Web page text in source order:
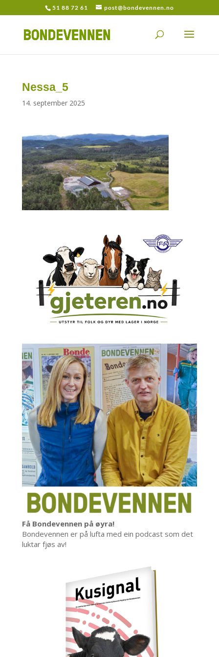
51 88 72 61 post@bondevennen.no
Nessa_5
14. september 2025
Få Bondevennen på øyra!
Bondevennen er på lufta med ein podcast som det
luktar fjøs av!